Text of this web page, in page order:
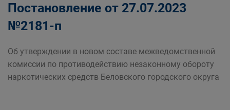
Постановление от 27.07.2023
№2181-п
Об утверждении в новом составе межведомственной
комиссии по противодействию незаконному обороту
наркотических средств Беловского городского округа